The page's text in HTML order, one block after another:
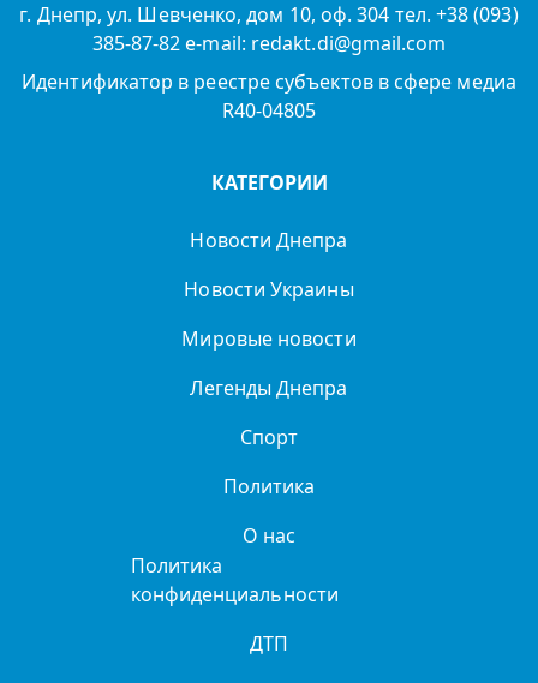
г. Днепр, ул. Шевченко, дом 10, оф. 304 тел. +38 (093)
385-87-82 e-mail: redakt.di@gmail.com
Идентификатор в реестре субъектов в сфере медиа
R40-04805
КАТЕГОРИИ
Новости Днепра
Новости Украины
Мировые новости
Легенды Днепра
Спорт
Политика
О нас
Политика
конфиденциальности
ДТП